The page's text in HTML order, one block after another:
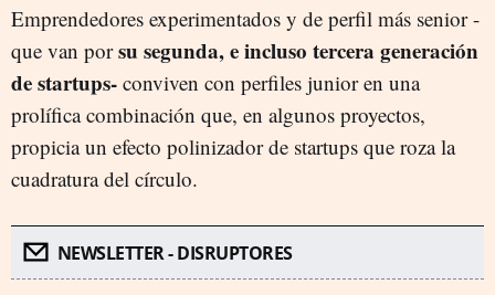
Emprendedores experimentados y de perfil más senior -
que van porsu segunda, e incluso tercera generación
de startups- conviven con perfiles junior en una
prolífica combinación que, en algunos proyectos,
propicia un efecto polinizador de startups que roza la
cuadratura del círculo.
NEWSLETTER - DISRUPTORES